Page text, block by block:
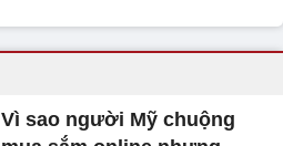
Vì sao người Mỹ chuộng